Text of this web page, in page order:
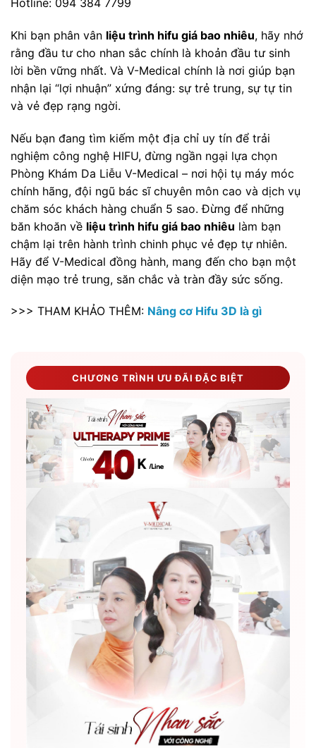
Khi bạn phân vân liệu trình hifu giá bao nhiêu, hãy nhớ
rằng đầu tư cho nhan sắc chính là khoản đầu tư sinh
lời bền vững nhất. Và V-Medical chính là nơi giúp bạn
nhận lại “lợi nhuận” xứng đáng: sự trẻ trung, sự tự tin
và vẻ đẹp rạng ngời.
Nếu bạn đang tìm kiếm một địa chỉ uy tín để trải
nghiệm công nghệ HIFU, đừng ngần ngại lựa chọn
Phòng Khám Da Liễu V-Medical – nơi hội tụ máy móc
chính hãng, đội ngũ bác sĩ chuyên môn cao và dịch vụ
chăm sóc khách hàng chuẩn 5 sao. Đừng để những
băn khoăn về liệu trình hifu giá bao nhiêu làm bạn
chậm lại trên hành trình chinh phục vẻ đẹp tự nhiên.
Hãy để V-Medical đồng hành, mang đến cho bạn một
diện mạo trẻ trung, săn chắc và tràn đầy sức sống.
>>> THAM KHẢO THÊM: Nâng cơ Hifu 3D là gì
CHƯƠNG TRÌNH ƯU ĐÃI ĐẶC BIỆT